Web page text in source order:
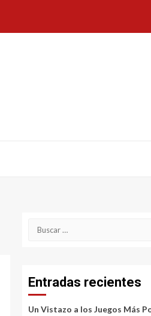
Buscar:
Entradas recientes
Un Vistazo a los Juegos Más